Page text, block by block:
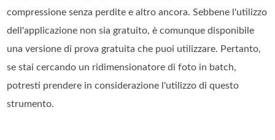
compressione senza perdite e altro ancora. Sebbene l'utilizzo
dell'applicazione non sia gratuito, è comunque disponibile
una versione di prova gratuita che puoi utilizzare. Pertanto,
se stai cercando un ridimensionatore di foto in batch,
potresti prendere in considerazione l'utilizzo di questo
strumento.